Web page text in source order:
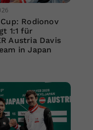
Rodionov
1:1 für
Austria Davis
in Japan